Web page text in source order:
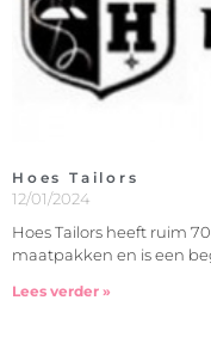
Hoes Tailors
12/01/2024
Hoes Tailors heeft ruim
maatpakken en is een
Lees verder »